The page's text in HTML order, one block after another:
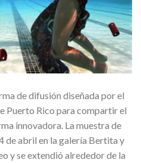
de difusión diseñada por el
Puerto Rico para compartir el
innovadora. La muestra de
de abril en la galería Bertita y
y se extendió alrededor de la